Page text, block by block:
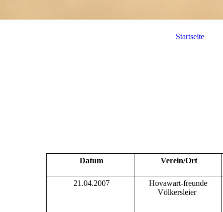
Startseite
Datum Verein/Ort
21.04.2007
Hovawart-freunde
Völkersleier